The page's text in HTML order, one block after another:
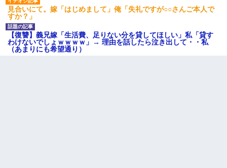
見合いにて。嫁「はじめまして」俺「失礼ですが○○さんご本人で
すか？」
【復讐】義兄嫁「生活費、足りない分を貸してほしい」私「貸す
わけないでしょｗｗｗｗ」→ 理由を話したら泣き出して・・私
（あまりにも希望通り）